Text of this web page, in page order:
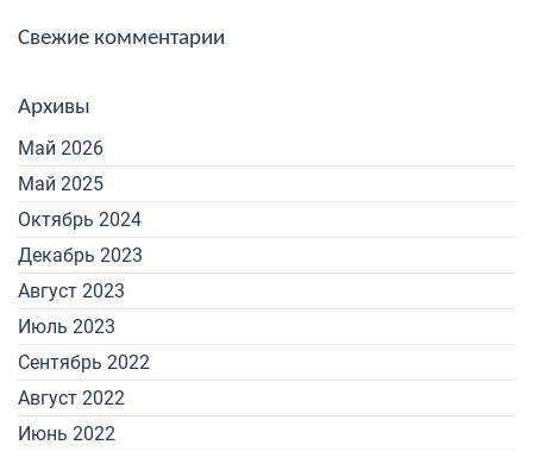
Свежие комментарии
Архивы
Май 2026
Май 2025
Октябрь 2024
Декабрь 2023
Август 2023
Июль 2023
Сентябрь 2022
Август 2022
Июнь 2022